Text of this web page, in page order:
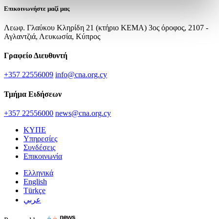
Επικοινωνήστε μαζί μας
Λεωφ. Γλαύκου Κληρίδη 21 (κτήριο ΚΕΜΑ) 3ος όροφος, 2107 -
Αγλαντζιά, Λευκωσία, Κύπρος
Γραφείο Διευθυντή
+357 22556009 info@cna.org.cy
Τμήμα Ειδήσεων
+357 22556000 news@cna.org.cy
ΚΥΠΕ
Υπηρεσίες
Συνδέσεις
Επικοινωνία
Ελληνικά
English
Türkçe
عربي